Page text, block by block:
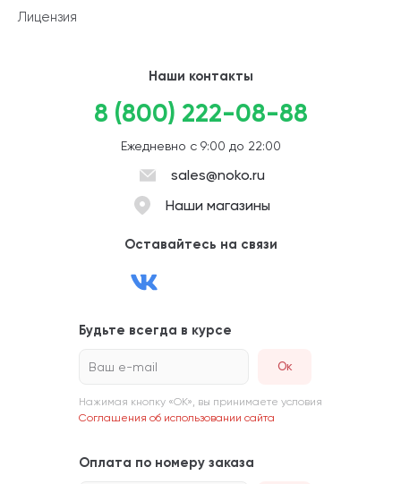
Лицензия
Наши контакты
8 (800) 222-08-88
Ежедневно с 9:00 до 22:00
sales@noko.ru
Наши магазины
Оставайтесь на связи
Будьте всегда в курсе
Ваш e-mail
Нажимая кнопку «ОК», вы принимаете условия
Соглашения об использовании сайта
Оплата по номеру заказа